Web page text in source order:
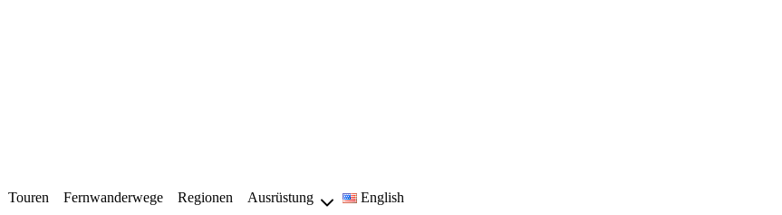
Touren Fernwanderwege Regionen Ausrüstung English